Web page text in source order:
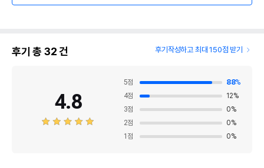
후기 총 32건 후기작성하고 최대 150점 받기
4.8
5점 88%
4점 12%
3점 0%
2점 0%
1 점 0%